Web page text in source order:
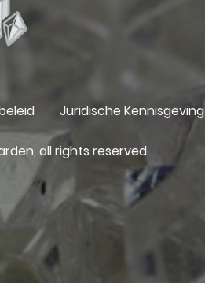
Juridische Kennisgeving
all rights reserved.